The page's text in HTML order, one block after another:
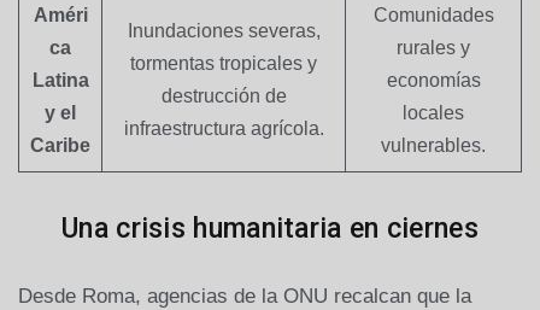
Améri
ca
Latina
y el
Caribe
Inundaciones severas,
tormentas tropicales y
destrucción de
infraestructura agrícola.
Comunidades
rurales y
economías
locales
vulnerables.
Una crisis humanitaria en ciernes
Desde Roma, agencias de la ONU recalcan que la